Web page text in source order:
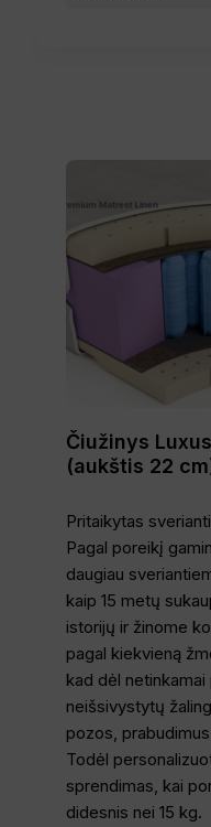
Čiužinys
(aukštis 22
Pritaikytas
Pagal poreikį
daugiau
kaip 15 metų
istorijų ir žinome
pagal kiekvieną
kad dėl
neišsivystytų
pozos,
Todėl
sprendimas, kai
didesnis nei 15 kg.